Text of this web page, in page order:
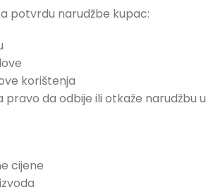
potvrdu narudžbe kupac:
korištenja
pravo da odbije ili otkaže narudžbu u
cijene